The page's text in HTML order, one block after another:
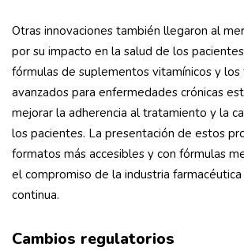
Otras innovaciones también llegaron al
por su impacto en la salud de los
fórmulas de suplementos vitamínicos y
avanzados para enfermedades crónicas
mejorar la adherencia al tratamiento y la
los pacientes. La presentación de estos
formatos más accesibles y con fórmulas
el compromiso de la industria farmacéutica
continua.
Cambios regulatorios